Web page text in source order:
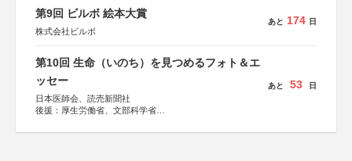
第9回 ビルボ 絵本大賞
株式会社ビルボ
あと 174 日
第10回 生命（いのち）を見つめるフォト＆エ
ッセー
日本医師会、読売新聞社
後援：厚生労働省、文部科学省
しん生命保険株式会社
あと 53 日